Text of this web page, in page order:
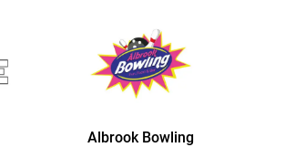
Albrook Bowling